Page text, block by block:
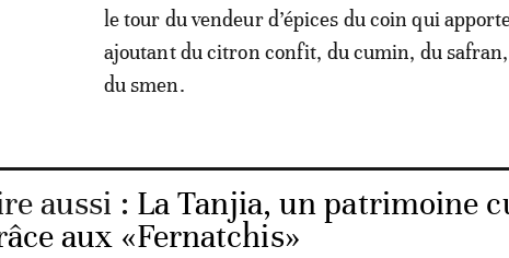
le tour du vendeur d’épices du coin qui
ajoutant du citron confit, du cumin, du safran,
du smen.
aussi : La Tanjia, un patrimoine
aux «Fernatchis»